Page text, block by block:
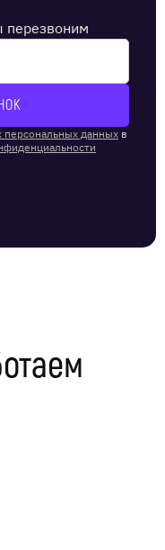
перезвоним
персональных данных в